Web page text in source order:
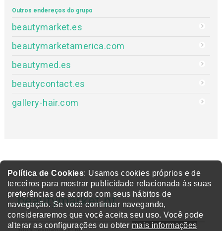
Política de Cookies: Usamos cookies próprios e de
terceiros para mostrar publicidade relacionada às suas
preferências de acordo com seus hábitos de
navegação. Se você continuar navegando,
consideraremos que você aceita seu uso. Você pode
alterar as configurações ou obter mais informações
Outros endereços do grupo
beautymarket.es
beautymarketamerica.com
beautymed.es
beautycontact.es
gallery-hair.com
beautymarket.pt
Copyright © 2017-2026 BeautyMarket S.L.